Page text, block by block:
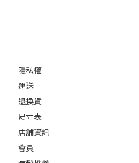
隱私權
運送
退換貨
尺寸表
店舖資訊
會員